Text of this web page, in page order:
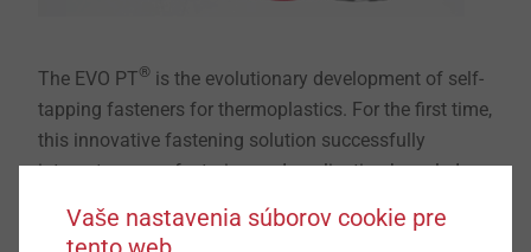
The EVO PT® is the evolutionary development of self-
tapping fasteners for thermoplastics. For the first time,
this innovative fastening solution successfully
integrates manufacturing and application knowledge
with new methods based on physical computer
simulations into the development process. The result
Vaše nastavenia súborov cookie pre